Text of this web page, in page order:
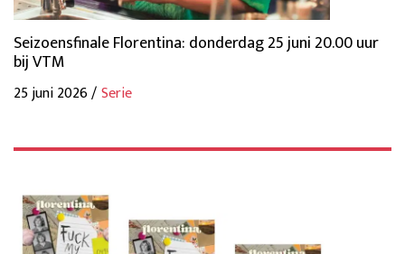
Seizoensfinale Florentina: donderdag 25 juni 20.00 uur
bij VTM
25 juni 2026 /Serie